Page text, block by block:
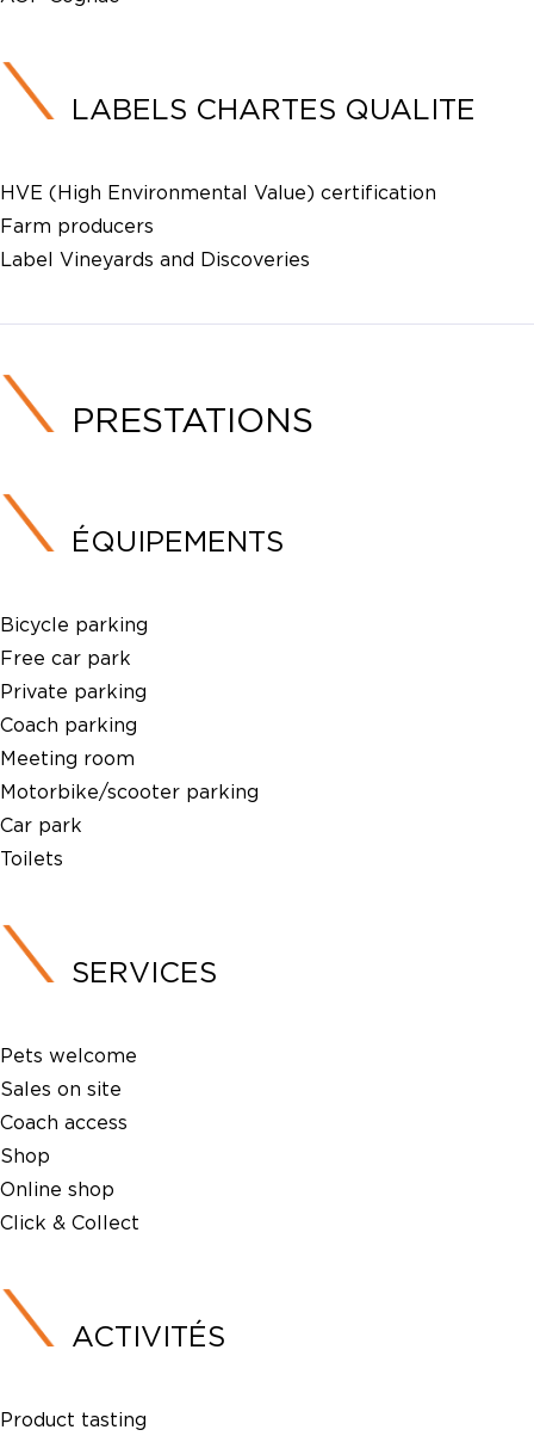
LABELS CHARTES QUALITE
HVE (High Environmental Value) certification
Farm producers
Label Vineyards and Discoveries
PRESTATIONS
ÉQUIPEMENTS
Bicycle parking
Free car park
Private parking
Coach parking
Meeting room
Motorbike/scooter parking
Car park
Toilets
SERVICES
Pets welcome
Sales on site
Coach access
Shop
Online shop
Click & Collect
ACTIVITÉS
Product tasting